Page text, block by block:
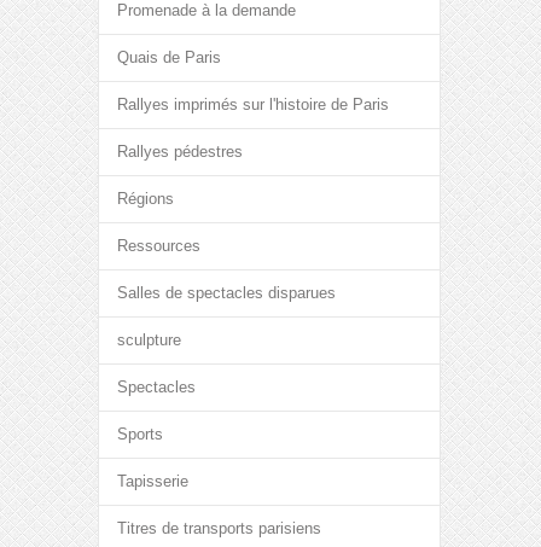
Promenade à la demande
Quais de Paris
Rallyes imprimés sur l'histoire de Paris
Rallyes pédestres
Régions
Ressources
Salles de spectacles disparues
sculpture
Spectacles
Sports
Tapisserie
Titres de transports parisiens